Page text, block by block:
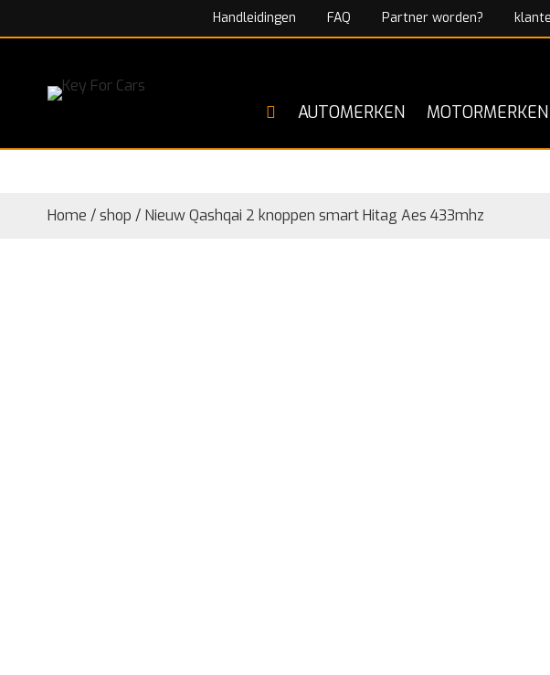
Handleidingen FAQ Partner worden?
AUTOMERKEN MOTORMERKEN
Home /shop / Nieuw Qashqai 2 knoppen smart Hitag Aes 433mhz